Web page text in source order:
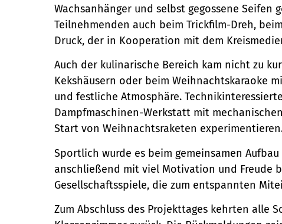
Wachsanhänger und selbst gegossene
Teilnehmenden auch beim Trickfilm-Dreh,
Druck, der in Kooperation mit dem
Auch der kulinarische Bereich kam nicht zu
Kekshäusern oder beim Weihnachtskaraoke
und festliche Atmosphäre.
Dampfmaschinen-Werkstatt mit
Start von Weihnachtsraketen
Sportlich wurde es beim gemeinsamen
anschließend mit viel Motivation und Freude
Gesellschaftsspiele, die zum entspannten
Zum Abschluss des Projekttages kehrten alle